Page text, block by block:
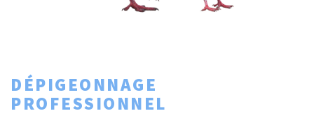
DÉPIGEONNAGE
PROFESSIONNEL